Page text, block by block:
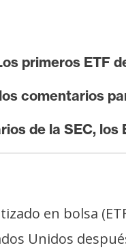
primeros ETF
comentarios
de la SEC,
en bolsa
Unidos